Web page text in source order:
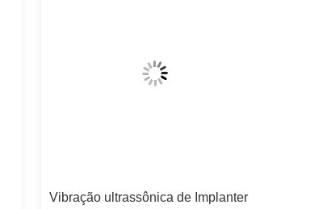
Vibração ultrassônica de Implanter